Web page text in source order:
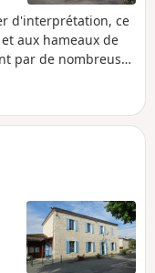
d'interprétation, ce
aux hameaux de
par de nombreuses